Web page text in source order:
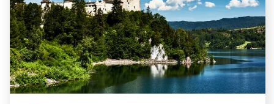
Gospodarstwo agroturystyczne
„Buła”, Franciszek Buła
Dębno
liczba miejsc noclegowych: 20